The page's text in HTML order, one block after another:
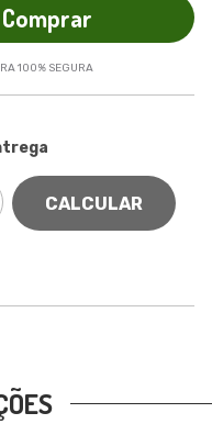
Comprar
100% SEGURA
CALCULAR